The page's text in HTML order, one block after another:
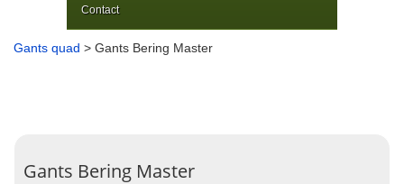
Contact
Gants quad > Gants Bering Master
Gants Bering Master